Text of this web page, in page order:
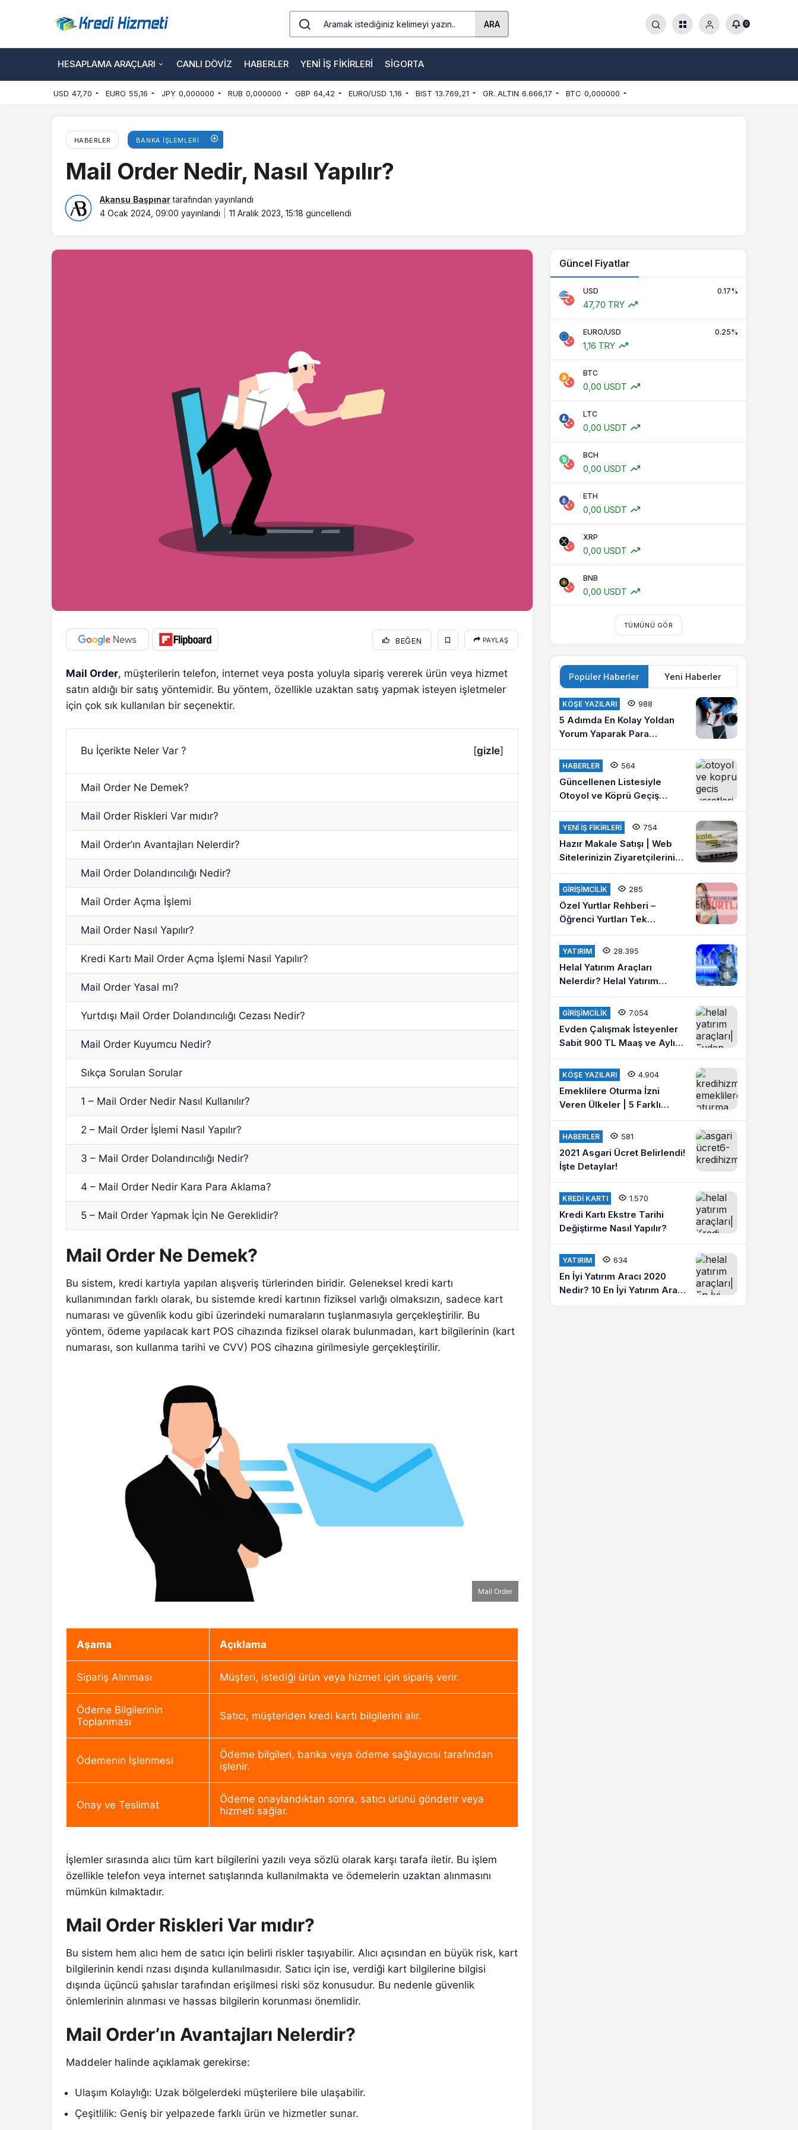
ARA 0
HESAPLAMA ARAÇLARI CANLI DÖVIZ HABERLER YENI İŞ FIKIRLERI SIGORTA
USD 47,70 EURO 55,16 JPY 0,000000 RUB 0,000000 GBP 64,42 EURO/USD 1,16 BIST 13.769,21 GR. ALTIN 6.666,17 BTC 0,000000
HABERLER BANKA İŞLEMLERI
Mail Order Nedir, Nasıl Yapılır?
Akansu Başpınartarafından yayınlandı
4 Ocak 2024, 09:00 yayınlandı 11 Aralık 2023, 15:18 güncellendi
BEĞEN PAYLAŞ
Mail Order, müşterilerin telefon, internet veya posta yoluyla sipariş vererek ürün veya hizmet
satın aldığı bir satış yöntemidir. Bu yöntem, özellikle uzaktan satış yapmak isteyen işletmeler
için çok sık kullanılan bir seçenektir.
Bu İçerikte Neler Var ? [gizle]
Mail Order Ne Demek?
Mail Order Riskleri Var mıdır?
Mail Order’ın Avantajları Nelerdir?
Mail Order Dolandırıcılığı Nedir?
Mail Order Açma İşlemi
Mail Order Nasıl Yapılır?
Kredi Kartı Mail Order Açma İşlemi Nasıl Yapılır?
Mail Order Yasal mı?
Yurtdışı Mail Order Dolandırıcılığı Cezası Nedir?
Mail Order Kuyumcu Nedir?
Sıkça Sorulan Sorular
1 – Mail Order Nedir Nasıl Kullanılır?
2 – Mail Order İşlemi Nasıl Yapılır?
3 – Mail Order Dolandırıcılığı Nedir?
4 – Mail Order Nedir Kara Para Aklama?
5 – Mail Order Yapmak İçin Ne Gereklidir?
Mail Order Ne Demek?
Bu sistem, kredi kartıyla yapılan alışveriş türlerinden biridir. Geleneksel kredi kartı
kullanımından farklı olarak, bu sistemde kredi kartının fiziksel varlığı olmaksızın, sadece kart
numarası ve güvenlik kodu gibi üzerindeki numaraların tuşlanmasıyla gerçekleştirilir. Bu
yöntem, ödeme yapılacak kart POS cihazında fiziksel olarak bulunmadan, kart bilgilerinin (kart
numarası, son kullanma tarihi ve CVV) POS cihazına girilmesiyle gerçekleştirilir.
Mail Order
Aşama Açıklama
Sipariş Alınması Müşteri, istediği ürün veya hizmet için sipariş verir.
Ödeme Bilgilerinin
Toplanması
Satıcı, müşteriden kredi kartı bilgilerini alır.
Ödemenin İşlenmesi
Ödeme bilgileri, banka veya ödeme sağlayıcısı tarafından
işlenir.
Onay ve Teslimat
Ödeme onaylandıktan sonra, satıcı ürünü gönderir veya
hizmeti sağlar.
İşlemler sırasında alıcı tüm kart bilgilerini yazılı veya sözlü olarak karşı tarafa iletir. Bu işlem
özellikle telefon veya internet satışlarında kullanılmakta ve ödemelerin uzaktan alınmasını
mümkün kılmaktadır.
Mail Order Riskleri Var mıdır?
Bu sistem hem alıcı hem de satıcı için belirli riskler taşıyabilir. Alıcı açısından en büyük risk, kart
bilgilerinin kendi rızası dışında kullanılmasıdır. Satıcı için ise, verdiği kart bilgilerine bilgisi
dışında üçüncü şahıslar tarafından erişilmesi riski söz konusudur. Bu nedenle güvenlik
önlemlerinin alınması ve hassas bilgilerin korunması önemlidir.
Mail Order’ın Avantajları Nelerdir?
Maddeler halinde açıklamak gerekirse:
Ulaşım Kolaylığı: Uzak bölgelerdeki müşterilere bile ulaşabilir.
Çeşitlilik: Geniş bir yelpazede farklı ürün ve hizmetler sunar.
Güncel Fiyatlar
USD 0.17%
47,70 TRY
EURO/USD 0.25%
1,16 TRY
BTC
0,00 USDT
LTC
0,00 USDT
BCH
0,00 USDT
ETH
0,00 USDT
XRP
0,00 USDT
BNB
0,00 USDT
TÜMÜNÜ GÖR
Popüler Haberler Yeni Haberler
KÖŞE YAZILARI 988
5 Adımda En Kolay Yoldan
Yorum Yaparak Para
Kazanma
HABERLER 564
Güncellenen Listesiyle
Otoyol ve Köprü Geçiş
Ücretleri 2021
YENI İŞ FIKIRLERI 754
Hazır Makale Satışı | Web
Sitelerinizin Ziyaretçilerini
Arttırın
GIRIŞIMCILIK 285
Özel Yurtlar Rehberi –
Öğrenci Yurtları Tek
Platformda
YATIRIM 28.395
Helal Yatırım Araçları
Nelerdir? Helal Yatırım
Yapmak İstiyorum Diyenlere
Tavsiyeler?
GIRIŞIMCILIK 7.054
Evden Çalışmak İsteyenler
Sabit 900 TL Maaş ve Aylık
4 Bin Lira Kazanmak İster
misiniz?
KÖŞE YAZILARI 4.904
Emeklilere Oturma İzni
Veren Ülkeler | 5 Farklı
Ülkede Emeklilik Hayatı
Yaşayın
HABERLER 581
2021 Asgari Ücret Belirlendi!
İşte Detaylar!
KREDI KARTI 1.570
Kredi Kartı Ekstre Tarihi
Değiştirme Nasıl Yapılır?
YATIRIM 634
En İyi Yatırım Aracı 2020
Nedir? 10 En İyi Yatırım Aracı